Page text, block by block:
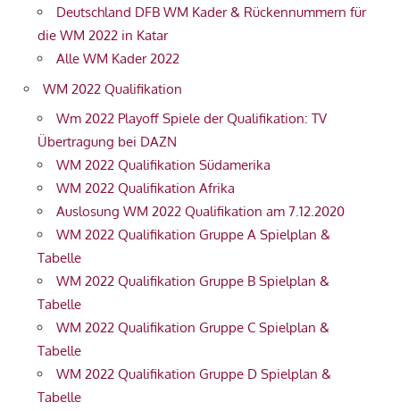
Deutschland DFB WM Kader & Rückennummern für
die WM 2022 in Katar
Alle WM Kader 2022
WM 2022 Qualifikation
Wm 2022 Playoff Spiele der Qualifikation: TV
Übertragung bei DAZN
WM 2022 Qualifikation Südamerika
WM 2022 Qualifikation Afrika
Auslosung WM 2022 Qualifikation am 7.12.2020
WM 2022 Qualifikation Gruppe A Spielplan &
Tabelle
WM 2022 Qualifikation Gruppe B Spielplan &
Tabelle
WM 2022 Qualifikation Gruppe C Spielplan &
Tabelle
WM 2022 Qualifikation Gruppe D Spielplan &
Tabelle